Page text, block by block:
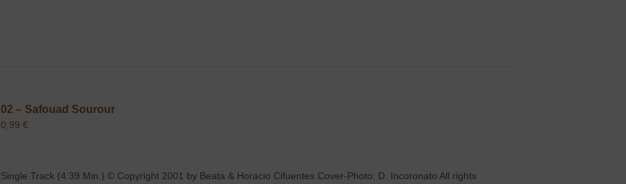
02 – Safouad Sourour
0,99€
Single Track (4:39 Min.) © Copyright 2001 by Beata & Horacio Cifuentes Cover-Photo: D. Incoronato All rights